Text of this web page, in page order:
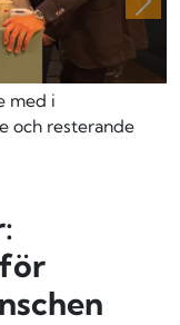
med i
och resterande